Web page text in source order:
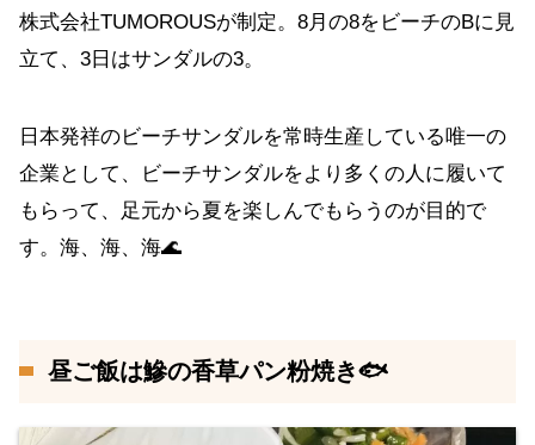
株式会社TUMOROUSが制定。8月の8をビーチのBに見
立て、3日はサンダルの3。
日本発祥のビーチサンダルを常時生産している唯一の
企業として、ビーチサンダルをより多くの人に履いて
もらって、足元から夏を楽しんでもらうのが目的で
す。海、海、海🌊
昼ご飯は鰺の香草パン粉焼き🐟